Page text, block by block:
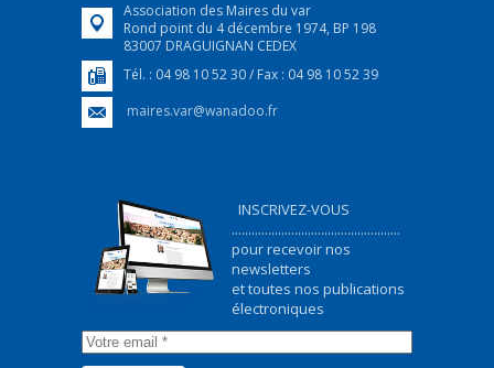
Association des Maires du var
Rond point du 4 décembre 1974, BP 198
83007 DRAGUIGNAN CEDEX
Tél. : 04 98 10 52 30 / Fax : 04 98 10 52 39
maires.var@wanadoo.fr
INSCRIVEZ-VOUS
...................................................
pour recevoir nos
newsletters
et toutes nos publications
électroniques